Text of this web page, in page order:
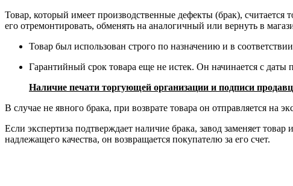
Товар, который имеет производственные дефекты (брак), считается
его отремонтировать, обменять на аналогичный или вернуть в
Товар был использован строго по назначению и в
Гарантийный срок товара еще не истек. Он начинается с даты
Наличие печати торгующей организации и подписи
В случае не явного брака, при возврате товара он отправляется на
Если экспертиза подтверждает наличие брака, завод заменяет
надлежащего качества, он возвращается покупателю за его счет.